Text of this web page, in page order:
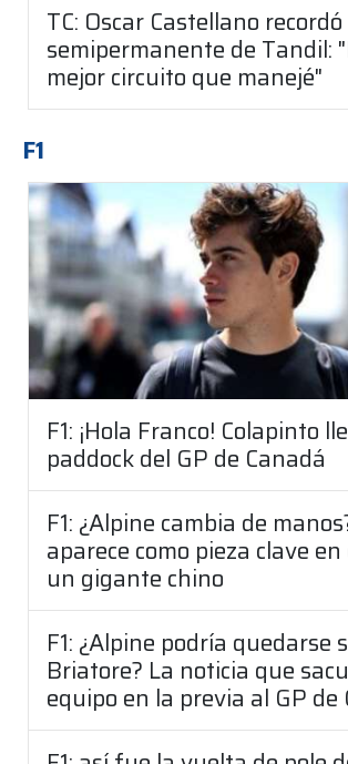
TC: Oscar Castellano
semipermanente de Tandil:
mejor circuito que manejé"
F1
F1: ¡Hola Franco! Colapinto
paddock del GP de Canadá
F1: ¿Alpine cambia de
aparece como pieza clave
un gigante chino
F1: ¿Alpine podría quedarse
Briatore? La noticia que
equipo en la previa al GP de